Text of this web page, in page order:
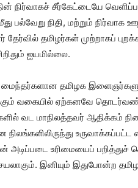
நிர்வாகச் சீர்கேட்டையே
பல்வேறு நிதி, மற்றும்
தேர்வில் தமிழர்கள் முற்றாகப்
ஐயமில்லை.
தமிழக
வகையில் ஏற்கனவே
வட மாநிலத்தவர் ஆதிக்கம்
அடிப்படை உரிமையைப்
இனியும் இதுபோன்ற